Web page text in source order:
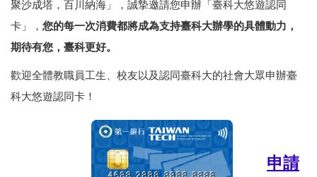
聚沙成塔，百川納海」，誠摯邀請您申辦「臺科大悠遊認同
卡」， 您的每一次消費都將成為支持臺科大辦學的具體動力，
期待有您，臺科更好。
歡迎全體教職員工生、校友以及認同臺科大的社會大眾申辦臺
科大悠遊認同卡！
申請